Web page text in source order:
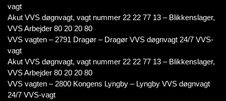
vagt
Akut VVS døgnvagt, vagt nummer 22 22 77 13 – Blikkenslager,
VVS Arbejder 80 20 20 80
VVS vagten – 2791 Dragør – Dragør VVS døgnvagt 24/7 VVS-
vagt
Akut VVS døgnvagt, vagt nummer 22 22 77 13 – Blikkenslager,
VVS Arbejder 80 20 20 80
VVS vagten – 2800 Kongens Lyngby – Lyngby VVS døgnvagt
24/7 VVS-vagt